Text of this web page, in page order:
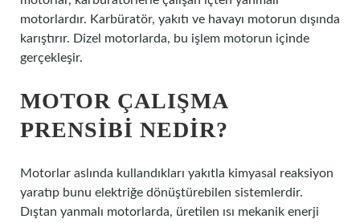
motorlardır. Karbüratör, yakıtı ve havayı motorun dışında
karıştırır. Dizel motorlarda, bu işlem motorun içinde
gerçekleşir.
MOTOR ÇALIŞMA
PRENSIBI NEDIR?
Motorlar aslında kullandıkları yakıtla kimyasal reaksiyon
yaratıp bunu elektriğe dönüştürebilen sistemlerdir.
Dıştan yanmalı motorlarda, üretilen ısı mekanik enerji